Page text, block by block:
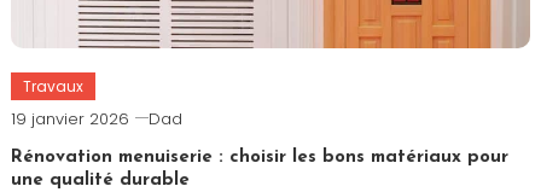
Travaux
19 janvier 2026 Dad
Rénovation menuiserie : choisir les bons matériaux pour
une qualité durable